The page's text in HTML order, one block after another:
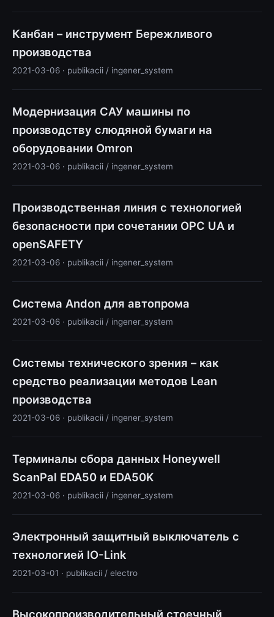
Канбан – инструмент Бережливого
производства
2021-03-06 · publikacii / ingener_system
Модернизация САУ машины по
производству слюдяной бумаги на
оборудовании Omron
2021-03-06 · publikacii / ingener_system
Производственная линия с технологией
безопасности при сочетании OPC UA и
openSAFETY
2021-03-06 · publikacii / ingener_system
Система Andon для автопрома
2021-03-06 · publikacii / ingener_system
Системы технического зрения – как
средство реализации методов Lean
производства
2021-03-06 · publikacii / ingener_system
Терминалы сбора данных Honeywell
ScanPal EDA50 и EDA50K
2021-03-06 · publikacii / ingener_system
Электронный защитный выключатель с
технологией IO-Link
2021-03-01 · publikacii / electro
Высокопроизводительный стоечный